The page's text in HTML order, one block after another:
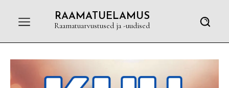
RAAMATUELAMUS
Raamatuarvustused ja -uudised